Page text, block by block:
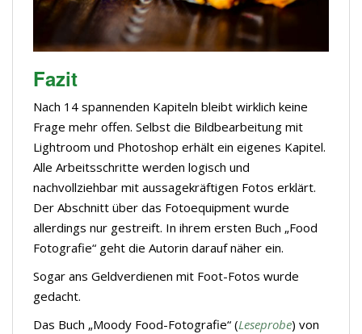
Fazit
Nach 14 spannenden Kapiteln bleibt wirklich keine
Frage mehr offen. Selbst die Bildbearbeitung mit
Lightroom und Photoshop erhält ein eigenes Kapitel.
Alle Arbeitsschritte werden logisch und
nachvollziehbar mit aussagekräftigen Fotos erklärt.
Der Abschnitt über das Fotoequipment wurde
allerdings nur gestreift. In ihrem ersten Buch „Food
Fotografie“ geht die Autorin darauf näher ein.
Sogar ans Geldverdienen mit Foot-Fotos wurde
gedacht.
Das Buch „Moody Food-Fotografie“ (Leseprobe) von